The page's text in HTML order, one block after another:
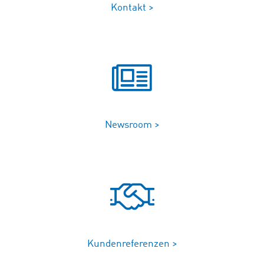
Kontakt >
Newsroom >
Kundenreferenzen >